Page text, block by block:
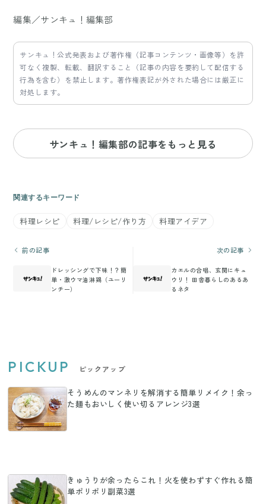
編集／サンキュ！編集部
サンキュ！公式発表および著作権（記事コンテンツ・画像等）を許
可なく複製、転載、翻訳すること（記事の内容を要約して配信する
行為を含む）を禁止します。著作権表記が外された場合には厳正に
対処します。
サンキュ！編集部の記事をもっと見る
関連するキーワード
料理レシピ 料理/レシピ/作り方 料理アイデア
前の記事
ドレッシングで下味！？簡
単・激ウマ油淋鶏（ユーリ
ンチー）
次の記事
カエルの合唱、玄関にキュ
ウリ！ 田舎暮らしのあるあ
るネタ
PICKUP ピックアップ
そうめんのマンネリを解消する簡単リメイク！余っ
た麺もおいしく使い切るアレンジ3選
きゅうりが余ったらこれ！火を使わずすぐ作れる簡
単ポリポリ副菜3選